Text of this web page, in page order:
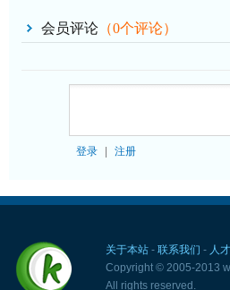
会员评论 （0个评论）
登录 注册
关于本站- 联系我们 - 人
Copyright © 2005-2013
All rights reserved.